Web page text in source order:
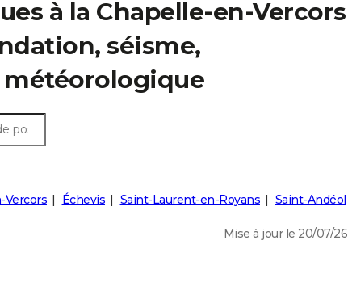
à la Chapelle-en-Vercors
séisme,
Vercors Échevis Saint-Laurent-en-Royans Saint-Andéol
Mise à jour le 20/07/26